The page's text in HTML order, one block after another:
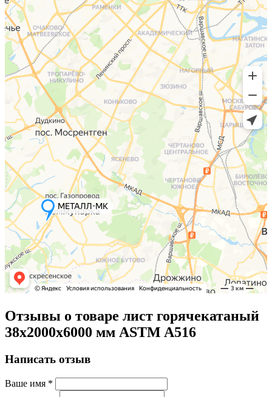
Отзывы о товаре лист горячекатаный
38х2000х6000 мм ASTM A516
Написать отзыв
Ваше имя *